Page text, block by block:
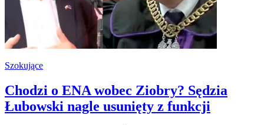
Szokujące
Chodzi o ENA wobec Ziobry? Sędzia
Łubowski nagle usunięty z funkcji